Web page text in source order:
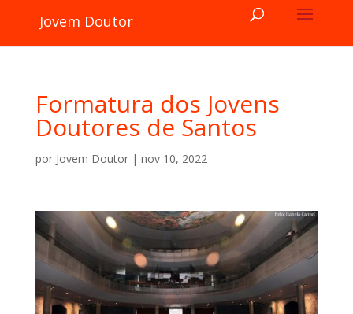
Jovem Doutor
Formatura dos Jovens
Doutores de Santos
por Jovem Doutor| nov 10, 2022